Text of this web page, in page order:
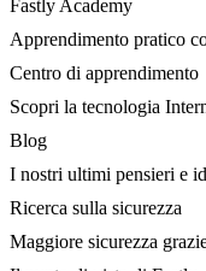
Fastly Academy
Apprendimento pratico
Centro di apprendimento
Scopri la tecnologia
Blog
I nostri ultimi pensieri e
Ricerca sulla sicurezza
Maggiore sicurezza